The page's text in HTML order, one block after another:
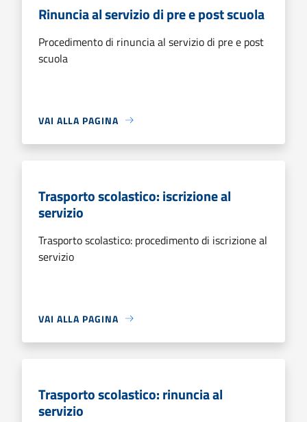
Rinuncia al servizio di pre e post scuola
Procedimento di rinuncia al servizio di pre e post
scuola
VAI ALLA PAGINA
Trasporto scolastico: iscrizione al
servizio
Trasporto scolastico: procedimento di iscrizione al
servizio
VAI ALLA PAGINA
Trasporto scolastico: rinuncia al
servizio